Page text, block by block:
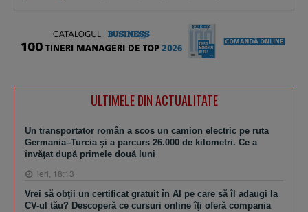
ULTIMELE DIN ACTUALITATE
Un transportator român a scos un camion electric pe ruta
Germania–Turcia şi a parcurs 26.000 de kilometri. Ce a
învăţat după primele două luni
ieri, 18:13
Vrei să obţii un certificat gratuit în AI pe care să îl adaugi la
CV-ul tău? Descoperă ce cursuri online îţi oferă compania